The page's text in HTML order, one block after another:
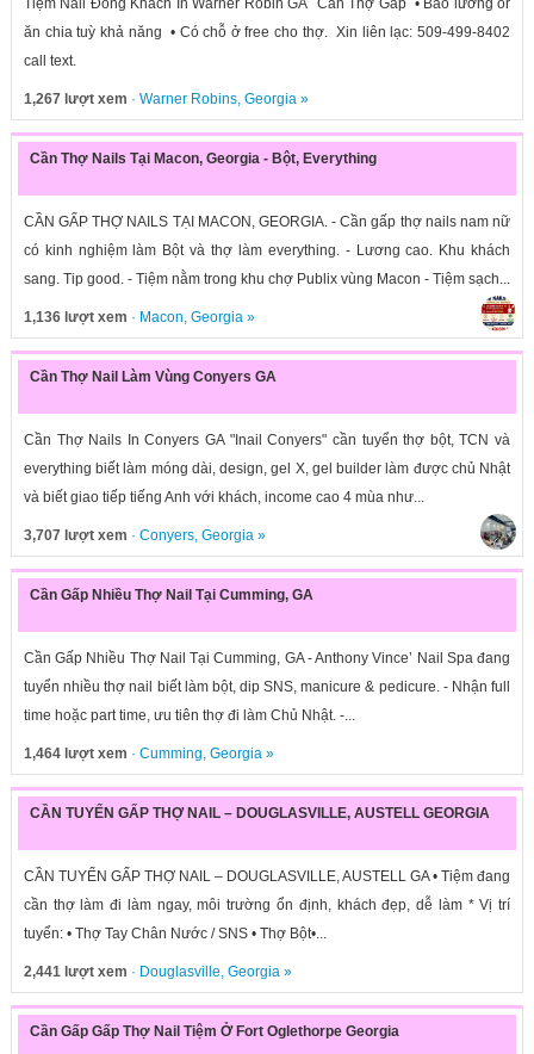
Tiệm Nail Đông Khách In Warner Robin GA Cần Thợ Gấp • Bao lương or
ăn chia tuỳ khả năng • Có chỗ ở free cho thợ. Xin liên lạc: 509-499-8402
call text.
1,267 lượt xem · Warner Robins, Georgia»
Cần Thợ Nails Tại Macon, Georgia - Bột, Everything
CẦN GẤP THỢ NAILS TẠI MACON, GEORGIA. - Cần gấp thợ nails nam nữ
có kinh nghiệm làm Bột và thợ làm everything. - Lương cao. Khu khách
sang. Tip good. - Tiệm nằm trong khu chợ Publix vùng Macon - Tiệm sạch...
1,136 lượt xem · Macon, Georgia»
Cần Thợ Nail Làm Vùng Conyers GA
Cần Thợ Nails In Conyers GA "Inail Conyers" cần tuyển thợ bột, TCN và
everything biết làm móng dài, design, gel X, gel builder làm được chủ Nhật
và biết giao tiếp tiếng Anh với khách, income cao 4 mùa như...
3,707 lượt xem · Conyers, Georgia»
Cần Gấp Nhiều Thợ Nail Tại Cumming, GA
Cần Gấp Nhiều Thợ Nail Tại Cumming, GA - Anthony Vince’ Nail Spa đang
tuyển nhiều thợ nail biết làm bột, dip SNS, manicure & pedicure. - Nhận full
time hoặc part time, ưu tiên thợ đi làm Chủ Nhật. -...
1,464 lượt xem · Cumming, Georgia»
CẦN TUYỂN GẤP THỢ NAIL – DOUGLASVILLE, AUSTELL GEORGIA
CẦN TUYỂN GẤP THỢ NAIL – DOUGLASVILLE, AUSTELL GA • Tiệm đang
cần thợ làm đi làm ngay, môi trường ổn định, khách đẹp, dễ làm * Vị trí
tuyển: • Thợ Tay Chân Nước / SNS • Thợ Bột•...
2,441 lượt xem · Douglasville, Georgia»
Cần Gấp Gấp Thợ Nail Tiệm Ở Fort Oglethorpe Georgia